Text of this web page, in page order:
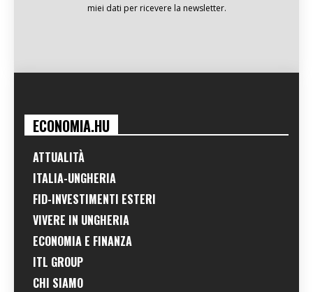
miei dati per ricevere la newsletter.
ECONOMIA.HU
ATTUALITÀ
ITALIA-UNGHERIA
FID-INVESTIMENTI ESTERI
VIVERE IN UNGHERIA
ECONOMIA E FINANZA
ITL GROUP
CHI SIAMO